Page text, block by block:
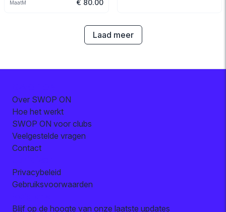
MaatM € 80.00
Laad meer
Over SWOP ON
Hoe het werkt
SWOP ON voor clubs
Veelgestelde vragen
Contact
Privacybeleid
Gebruiksvoorwaarden
Blijf op de hoogte van onze laatste updates